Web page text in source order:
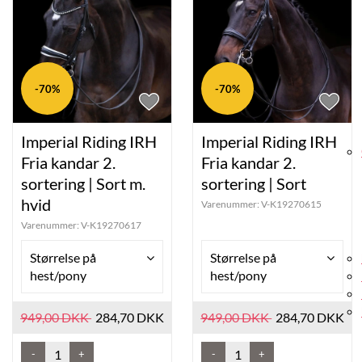
-70%
Imperial Riding IRH
Fria kandar 2.
sortering | Sort m.
hvid
Varenummer: V-K19270617
Størrelse på
hest/pony
949,00 DKK 284,70 DKK
- +
-70%
Imperial Riding IRH
Fria kandar 2.
sortering | Sort
Varenummer:V-K19270615
Størrelse på
hest/pony
949,00 DKK 284,70 DKK
- +